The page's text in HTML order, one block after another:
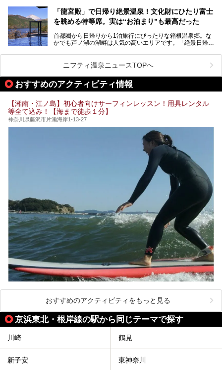
う」という人も多いはず。
そこで今回は、神奈川県内の人気施設26選を「安さ」「岩
業」「駅近」など、目的別に厳選して紹介します。
今の気分にぴったりの施設を見つけて、最高のリフレッシュ
「箱根仙石原プリンスホテル」と4軒あり、今回ご紹介する
「ザ・プリンス 箱根芦ノ湖」は、その中でもフラッグシッ
プ（旗艦）に位置づけられる特別なホテルです。
昭和の日本を代表する建築家の一人、村野藤吾が芦ノ湖の畔
に建てた桃源郷のようなホテルがここ。自家源泉の温泉や、
提供元：株式会社西武・プリンスホテルズワールドワイド
【PR】
この記事はザ・プリンス 箱根芦ノ湖のPR記事です。
「龍宮殿」で日帰り絶景温泉！文化財にひたり富士
を眺める特等席。実は“お泊まり”も最高だった
首都圏から日帰りから1泊旅行にぴったりな箱根温泉郷。な
かでも芦ノ湖の湖畔は人気の高いエリアです。「絶景日帰り
が楽しめるまさに眺望自慢の日帰り温泉。
そしてここは全24室の「箱根 芦ノ湖畔蛸川温泉 龍宮殿」と
して宿泊もできます。宿泊者は「龍宮殿本館」の営業時間に
加えて、朝6時からの宿泊者専用時間帯にも「龍宮殿本館」
のお風呂が利用できます。
今回は日帰り温泉としての「絶景日帰り温泉 龍宮殿本館
（以下、龍宮殿本館）」と、旅館としての「箱根 芦ノ湖畔
蛸川温泉 龍宮殿（以下、龍宮殿）」の両方の魅力をたっぷ
りお伝えします！
ここは箱根神社、九頭龍神社、白龍神社、箱根元宮と箱根の
4つの神社に囲まれたパワースポットです。
提供元：株式会社西武・プリンスホテルズワールドワイド
この記事は箱根 芦ノ湖畔蛸川温泉 龍宮殿のPR記事です。
ニフティ温泉ニュースTOPへ
おすすめのアクティビティ情報
【湘南・江ノ島】初心者向けサーフィンレッスン！用具レンタル
等全て込み！【海まで徒歩１分】
神奈川県藤沢市片瀬海岸1-13-27
おすすめのアクティビティをもっと見る
京浜東北・根岸線の駅から同じテーマで探す
川崎 鶴見
新子安 東神奈川